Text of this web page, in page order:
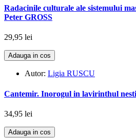
Radacinile culturale ale sistemului
Peter GROSS
29,95 lei
Adauga in cos
Autor: Ligia RUSCU
Cantemir. Inorogul in lavirinthul
34,95 lei
Adauga in cos